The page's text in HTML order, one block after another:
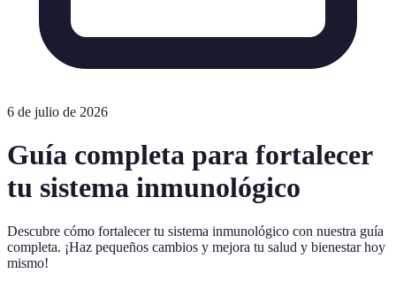
6 de julio de 2026
Guía completa para fortalecer
tu sistema inmunológico
Descubre cómo fortalecer tu sistema inmunológico con nuestra guía
completa. ¡Haz pequeños cambios y mejora tu salud y bienestar hoy
mismo!